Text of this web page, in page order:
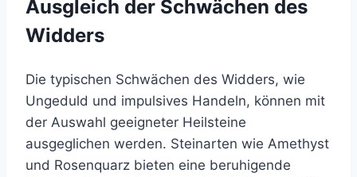
Ausgleich der Schwächen des
Widders
Die typischen Schwächen des Widders, wie
Ungeduld und impulsives Handeln, können mit
der Auswahl geeigneter Heilsteine
ausgeglichen werden. Steinarten wie Amethyst
und Rosenquarz bieten eine beruhigende